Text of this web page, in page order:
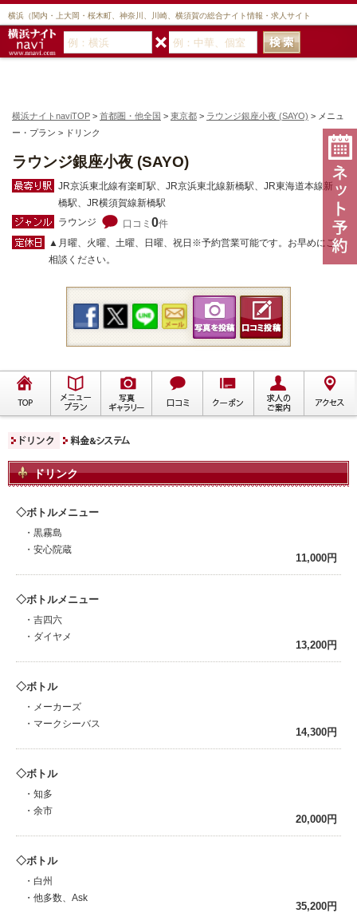
横浜（関内・上大岡・桜木町、神奈川、川崎、横須賀の総合ナイト情報・求人サイト
横浜ナイトnaviTOP > 首都圏・他全国 > 東京都 > ラウンジ銀座小夜 (SAYO) > メニュ
ー・プラン > ドリンク
ラウンジ銀座小夜 (SAYO)
JR京浜東北線有楽町駅、JR京浜東北線新橋駅、JR東海道本線新
橋駅、JR横須賀線新橋駅
ラウンジ
口コミ 0件
▲月曜、火曜、土曜、日曜、祝日※予約営業可能です。お早めにご
相談ください。
ドリンク
ボトルメニュー
・黒霧島
・安心院蔵
11,000円
ボトルメニュー
・吉四六
・ダイヤメ
13,200円
ボトル
・メーカーズ
・マークシーバス
14,300円
ボトル
・知多
・余市
20,000円
ボトル
・白州
・他多数、Ask
35,200円